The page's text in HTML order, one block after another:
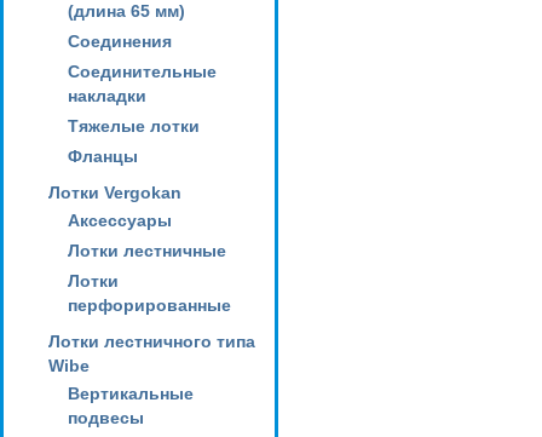
(длина 65 мм)
Соединения
Соединительные
накладки
Тяжелые лотки
Фланцы
Лотки Vergokan
Аксессуары
Лотки лестничные
Лотки
перфорированные
Лотки лестничного типа
Wibe
Вертикальные
подвесы